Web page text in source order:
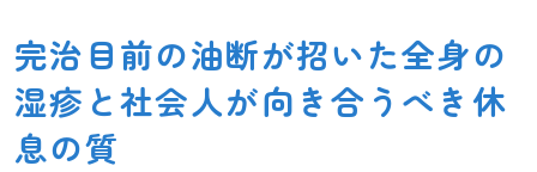
完治目前の油断が招いた全身の
湿疹と社会人が向き合うべき休
息の質